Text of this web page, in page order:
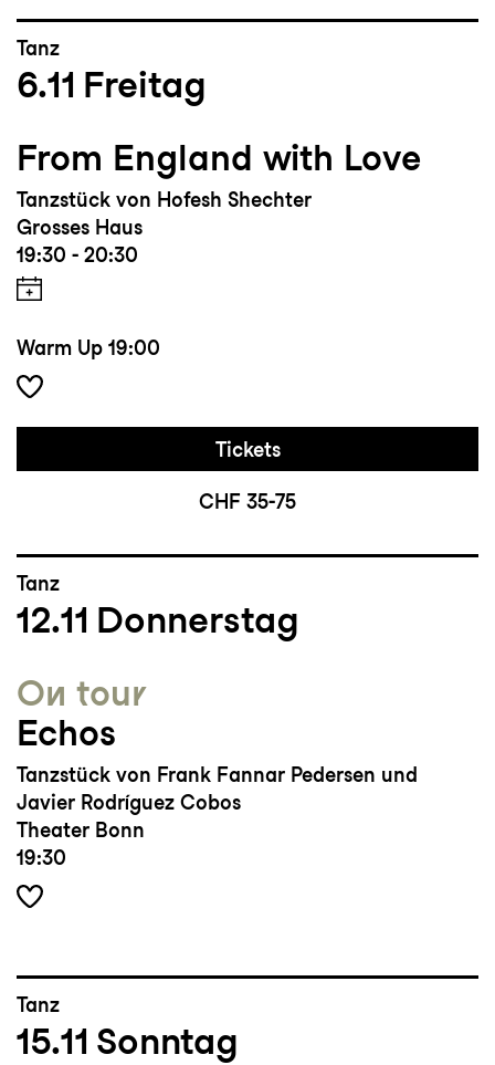
Tanz
6.11 Freitag
From England with Love
Tanzstück von Hofesh Shechter
Grosses Haus
19:30 - 20:30
Warm Up 19:00
Tickets
CHF 35-75
Tanz
12.11 Donnerstag
On tour
Echos
Tanzstück von Frank Fannar Pedersen und
Javier Rodríguez Cobos
Theater Bonn
19:30
Tanz
15.11 Sonntag